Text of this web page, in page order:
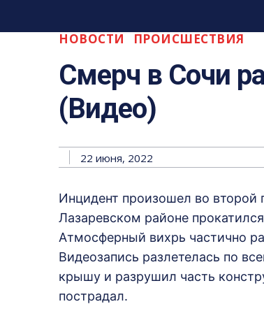
НОВОСТИ ПРОИСШЕСТВИЯ
Смерч в Сочи
(Видео)
22 июня, 2022
Инцидент произошел во второй
Лазаревском районе
Атмосферный вихрь частично
Видеозапись разлетелась по
крышу и разрушил часть
пострадал.